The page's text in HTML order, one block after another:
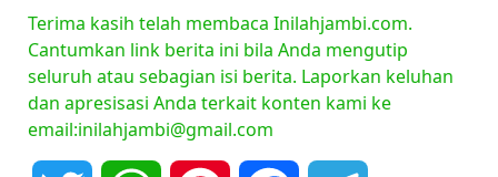
Terima kasih telah membaca Inilahjambi.com.
Cantumkan link berita ini bila Anda mengutip
seluruh atau sebagian isi berita. Laporkan keluhan
dan apresisasi Anda terkait konten kami ke
email:inilahjambi@gmail.com